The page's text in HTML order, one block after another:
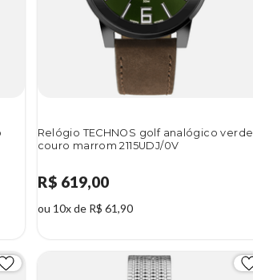
Relógio TECHNOS golf analógico verde
couro marrom 2115UDJ/0V
R$ 619,00
ou 10x de R$ 61,90